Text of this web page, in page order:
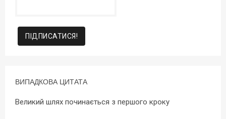
ВИПАДКОВА ЦИТАТА
Великий шлях починається з першого кроку